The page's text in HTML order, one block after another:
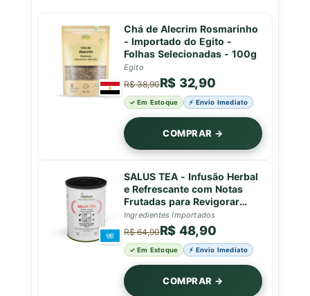
Chá de Alecrim Rosmarinho
- Importado do Egito -
Folhas Selecionadas - 100g
Egito
R$ 38,90R$ 32,90
✓ Em Estoque ⚡ Envio Imediato
COMPRAR →
SALUS TEA - Infusão Herbal
e Refrescante com Notas
Frutadas para Revigorar
com Vitalidade Natural -
Lata - 50g
Ingredientes Importados
R$ 64,90R$ 48,90
✓ Em Estoque ⚡ Envio Imediato
COMPRAR →